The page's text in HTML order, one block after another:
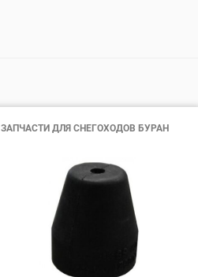
ЗАПЧАСТИ ДЛЯ СНЕГОХОДОВ БУРАН